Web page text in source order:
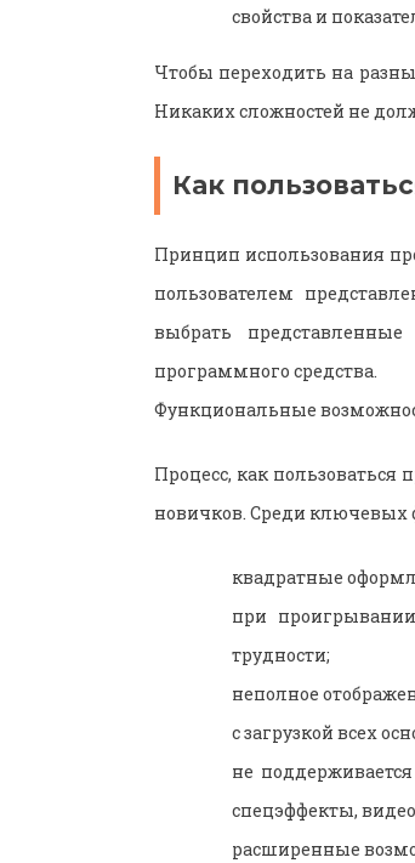
свойства и
Чтобы переходить на
Никаких сложностей не
Как
Принцип использования
пользователем
выбрать
программного средства.
Функциональные
Процесс, как
новичков. Среди ключевых
квадратные
при
трудности;
неполное
с загрузкой всех
не
спецэффекты,
расширенные